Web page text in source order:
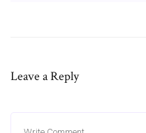
Leave a Reply